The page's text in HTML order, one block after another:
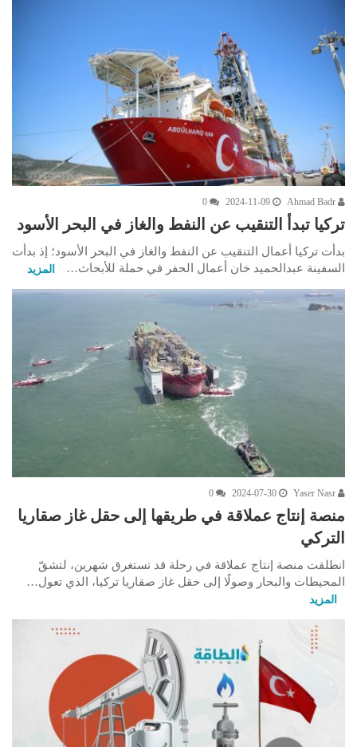
2024-11-09
0
تركيا تبدأ التنقيب عن النفط والغاز في البحر الأسود
بدأت تركيا أعمال التنقيب عن النفط والغاز في البحر الأسود؛ إذ بدأت
السفينة عبدالحميد خان أعمال الحفر في حملة للأبحاث…
المزيد
2024-07-30
0
منصة إنتاج عملاقة في طريقها إلى حقل غاز صقاريا
التركي
انطلقت منصة إنتاج عملاقة في رحلة قد تستغرق شهرين، لتشقّ
المحيطات والبحار وصولًا إلى حقل غاز صقاريا تركيا، الذي تعول…
المزيد